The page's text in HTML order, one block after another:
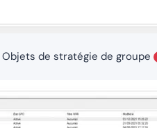
de stratégie de groupe